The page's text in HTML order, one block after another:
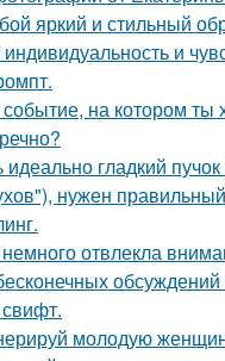
яркий и стильный
и
на котором ты
гладкий
нужен
отвлекла
молодую